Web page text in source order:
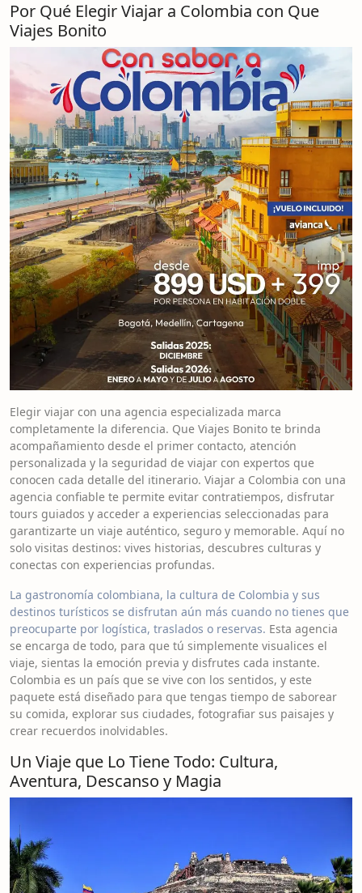
Por Qué Elegir Viajar a Colombia con Que
Viajes Bonito
Elegir viajar con una agencia especializada marca
completamente la diferencia. Que Viajes Bonito te brinda
acompañamiento desde el primer contacto, atención
personalizada y la seguridad de viajar con expertos que
conocen cada detalle del itinerario. Viajar a Colombia con una
agencia confiable te permite evitar contratiempos, disfrutar
tours guiados y acceder a experiencias seleccionadas para
garantizarte un viaje auténtico, seguro y memorable. Aquí no
solo visitas destinos: vives historias, descubres culturas y
conectas con experiencias profundas.
La gastronomía colombiana, la cultura de Colombia y sus
destinos turísticos se disfrutan aún más cuando no tienes que
preocuparte por logística, traslados o reservas. Esta agencia
se encarga de todo, para que tú simplemente visualices el
viaje, sientas la emoción previa y disfrutes cada instante.
Colombia es un país que se vive con los sentidos, y este
paquete está diseñado para que tengas tiempo de saborear
su comida, explorar sus ciudades, fotografiar sus paisajes y
crear recuerdos inolvidables.
Un Viaje que Lo Tiene Todo: Cultura,
Aventura, Descanso y Magia